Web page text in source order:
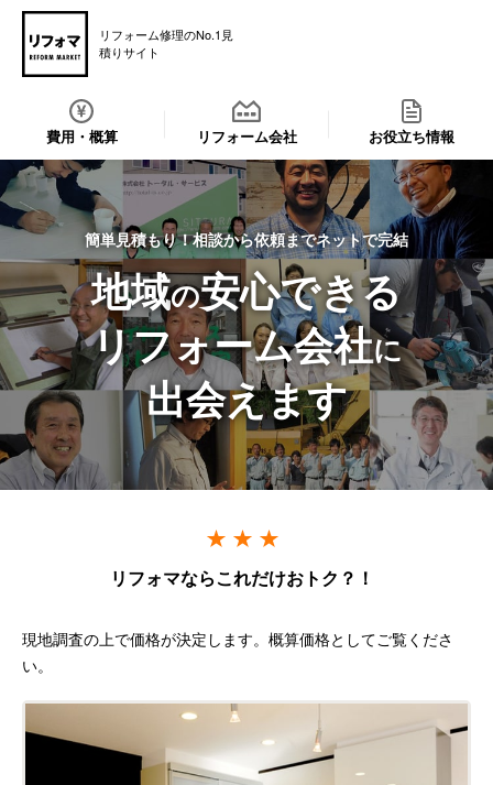
リフォーム修理のNo.1見
積りサイト
費用・概算 リフォーム会社 お役立ち情報
簡単見積もり！相談から依頼までネットで完結
地域の安心できる
リフォーム会社に
出会えます
リフォマならこれだけおトク？！
現地調査の上で価格が決定します。概算価格としてご覧くださ
い。